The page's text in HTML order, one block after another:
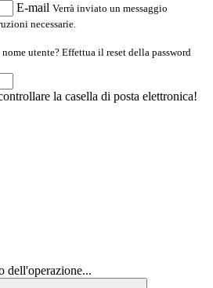
E-mail Verrà inviato un messaggio
necessarie.
utente? Effettua il reset della password
la casella di posta elettronica!
dell'operazione...